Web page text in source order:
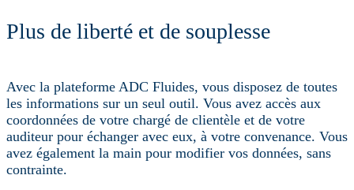
Plus de liberté et de souplesse
Avec la plateforme ADC Fluides, vous disposez de toutes
les informations sur un seul outil. Vous avez accès aux
coordonnées de votre chargé de clientèle et de votre
auditeur pour échanger avec eux, à votre convenance. Vous
avez également la main pour modifier vos données, sans
contrainte.